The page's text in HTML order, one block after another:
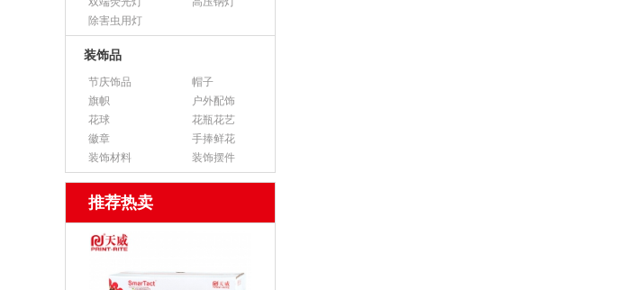
除害虫用灯
装饰品
节庆饰品
帽子
旗帜
户外配饰
花球
花瓶花艺
徽章
手捧鲜花
装饰材料
装饰摆件
推荐热卖